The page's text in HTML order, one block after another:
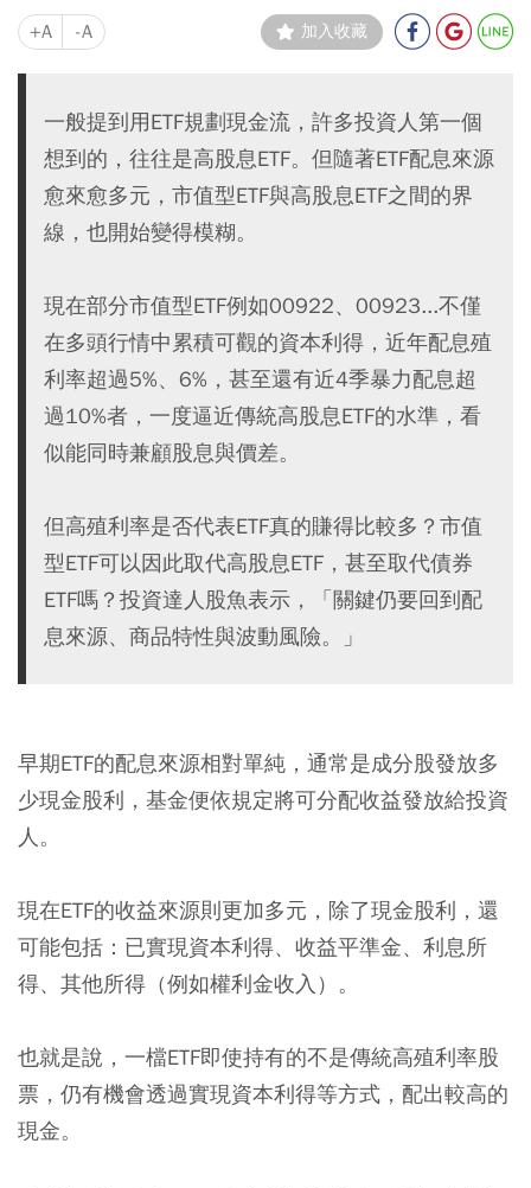
+A -A 加入收藏
一般提到用ETF規劃現金流，許多投資人第一個
想到的，往往是高股息ETF。但隨著ETF配息來源
愈來愈多元，市值型ETF與高股息ETF之間的界
線，也開始變得模糊。
現在部分市值型ETF例如00922、00923...不僅
在多頭行情中累積可觀的資本利得，近年配息殖
利率超過5%、6%，甚至還有近4季暴力配息超
過10%者，一度逼近傳統高股息ETF的水準，看
似能同時兼顧股息與價差。
但高殖利率是否代表ETF真的賺得比較多？市值
型ETF可以因此取代高股息ETF，甚至取代債券
ETF嗎？投資達人股魚表示，「關鍵仍要回到配
息來源、商品特性與波動風險。」
早期ETF的配息來源相對單純，通常是成分股發放多
少現金股利，基金便依規定將可分配收益發放給投資
人。
現在ETF的收益來源則更加多元，除了現金股利，還
可能包括：已實現資本利得、收益平準金、利息所
得、其他所得（例如權利金收入）。
也就是說，一檔ETF即使持有的不是傳統高殖利率股
票，仍有機會透過實現資本利得等方式，配出較高的
現金。